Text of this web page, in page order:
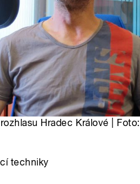
Hradec Králové | Foto:
techniky